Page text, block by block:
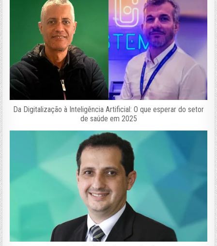
Da Digitalização à Inteligência Artificial: O que esperar do setor
de saúde em 2025